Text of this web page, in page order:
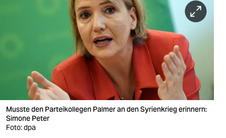
verlag
verlag
veranstaltungen
shop
Musste den Parteikollegen Palmer an den Syrienkrieg erinnern:
Simone Peter
Foto: dpa